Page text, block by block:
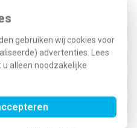
gebruiken wij cookies voor
advertenties. Lees
u alleen noodzakelijke
50 Hertz
8 - 230 Volt
Minuten/uren